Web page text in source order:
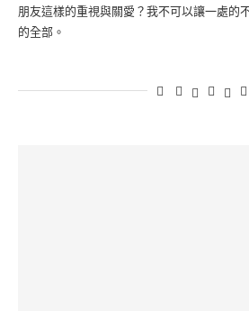
朋友這樣的重視與關愛？我不可以讓一處的
的全部。